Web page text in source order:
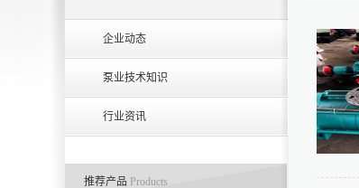
企业动态
泵业技术知识
行业资讯
推荐产品 Products